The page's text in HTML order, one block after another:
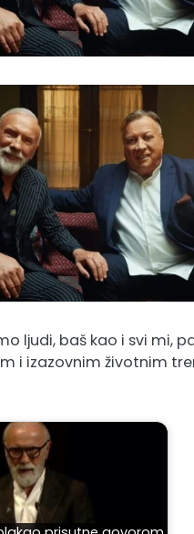
ljudi, baš kao i svi mi,
i izazovnim životnim